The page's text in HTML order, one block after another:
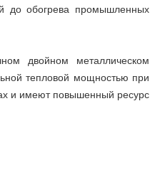
до обогрева промышленных
двойном металлическом
тепловой мощностью при
и имеют повышенный ресурс